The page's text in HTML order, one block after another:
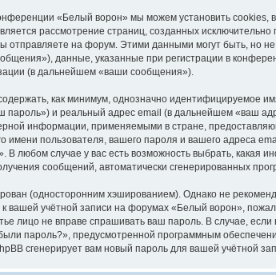
«Белый ворон» мы можем установить
рассмотрение страниц, созданных
отправляете на форум. Этими данными могут быть, но
данные, указанные при регистрации в
(в дальнейшем «ваши сообщения»).
как минимум, однозначно идентифицируемое
пароль») и реальный адрес email (в дальнейшем «ваш
информации, применяемыми в стране,
имени пользователя, вашего пароля и вашего адреса
любом случае у вас есть возможность выбрать, какая
сообщений, автоматически сгенерированных
(односторонним хэшированием). Однако не
вашей учётной записи на форумах «Белый ворон»,
лицо не вправе спрашивать ваш пароль. В случае,
пароль?», предусмотренной программным
сгенерирует вам новый пароль для вашей учётной